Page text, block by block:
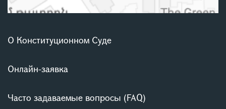
О Конституционном Суде
Онлайн-заявка
Часто задаваемые вопросы (FAQ)